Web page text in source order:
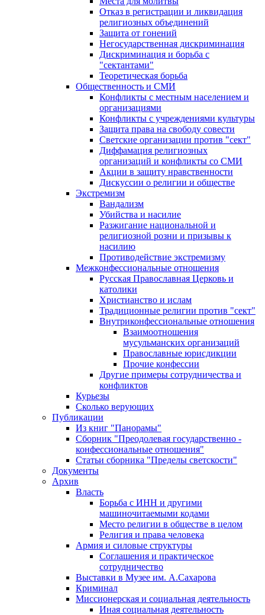
Отказ в регистрации и ликвидация
религиозных объединений
Защита от гонений
Негосударственная дискриминация
Дискриминация и борьба с
"сектантами"
Теоретическая борьба
Общественность и СМИ
Конфликты с местным населением и
организациями
Конфликты с учреждениями культуры
Защита права на свободу совести
Светские организации против "сект"
Диффамация религиозных
организаций и конфликты со СМИ
Акции в защиту нравственности
Дискуссии о религии и обществе
Экстремизм
Вандализм
Убийства и насилие
Разжигание национальной и
религиозной розни и призывы к
насилию
Противодействие экстремизму
Межконфессиональные отношения
Русская Православная Церковь и
католики
Христианство и ислам
Традиционные религии против "сект"
Внутриконфессиональные отношения
Взаимоотношения
мусульманских организаций
Православные юрисдикции
Прочие конфессии
Другие примеры сотрудничества и
конфликтов
Курьезы
Сколько верующих
Публикации
Из книг "Панорамы"
Сборник "Преодолевая государственно -
конфессиональные отношения"
Статьи сборника "Пределы светскости"
Документы
Архив
Власть
Борьба с ИНН и другими
машиночитаемыми кодами
Место религии в обществе в целом
Религия и права человека
Армия и силовые структуры
Соглашения и практическое
сотрудничество
Выставки в Музее им. А.Сахарова
Криминал
Миссионерская и социальная деятельность
Иная социальная деятельность